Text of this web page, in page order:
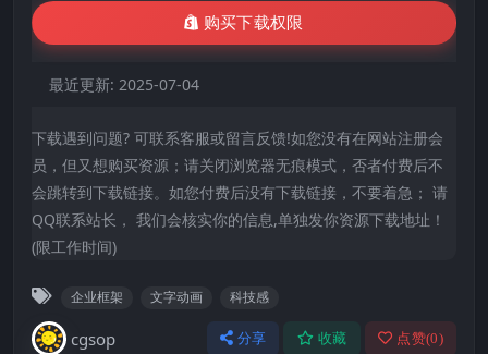
购买下载权限
最近更新: 2025-07-04
下载遇到问题? 可联系客服或留言反馈!如您没有在网站注册会
员，但又想购买资源；请关闭浏览器无痕模式，否者付费后不
会跳转到下载链接。如您付费后没有下载链接，不要着急； 请
QQ联系站长， 我们会核实你的信息,单独发你资源下载地址！
(限工作时间)
企业框架 文字动画 科技感
cgsop 分享 收藏 点赞(0)